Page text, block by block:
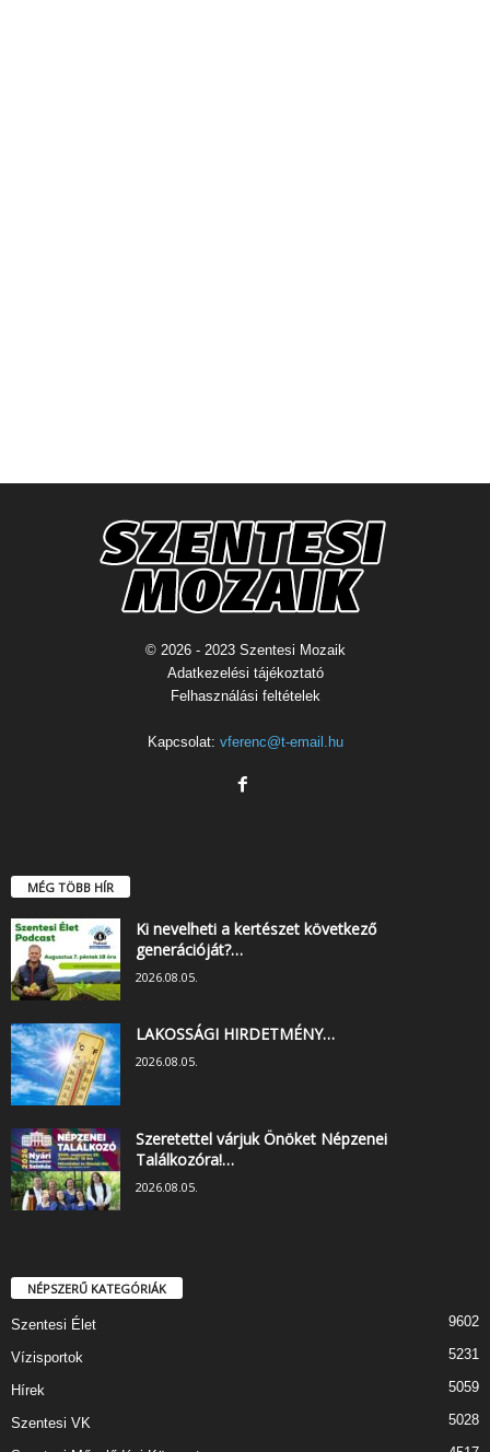
© 2026 - 2023 Szentesi Mozaik
Adatkezelési tájékoztató
Felhasználási feltételek
Kapcsolat: vferenc@t-email.hu
MÉG TÖBB HÍR
Ki nevelheti a kertészet következő
generációját?…
2026.08.05.
LAKOSSÁGI HIRDETMÉNY…
2026.08.05.
Szeretettel várjuk Önöket Népzenei
Találkozóra!…
2026.08.05.
NÉPSZERŰ KATEGÓRIÁK
Szentesi Élet 9602
Vízisportok 5231
Hírek 5059
Szentesi VK 5028